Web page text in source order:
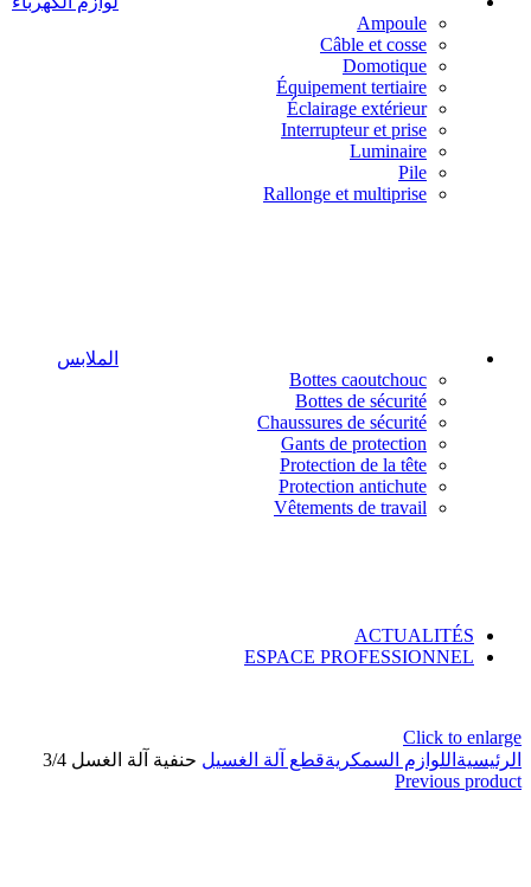
Ampoule
Câble et cosse
Domotique
Équipement tertiaire
Éclairage extérieur
Interrupteur et prise
Luminaire
Pile
Rallonge et multiprise
الملابس
Bottes caoutchouc
Bottes de sécurité
Chaussures de sécurité
Gants de protection
Protection de la tête
Protection antichute
Vêtements de travail
ACTUALITÉS
ESPACE PROFESSIONNEL
Click to enlarge
الرئيسية اللوازم السمكريةقطع آلة الغسيل حنفية آلة الغسل 3/4
Previous product